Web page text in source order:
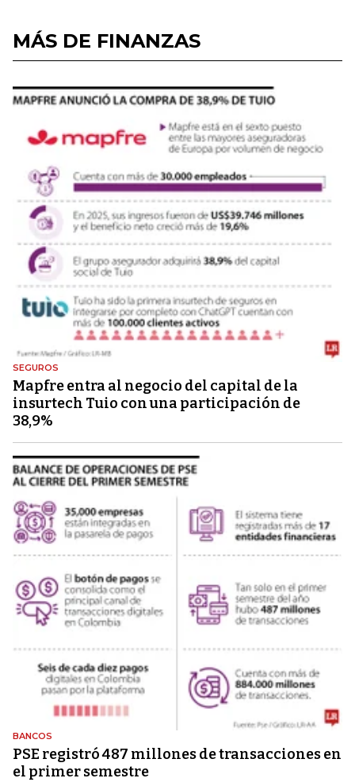
MÁS DE FINANZAS
SEGUROS
Mapfre entra al negocio del capital de la
insurtech Tuio con una participación de
38,9%
BANCOS
PSE registró 487 millones de transacciones en
el primer semestre